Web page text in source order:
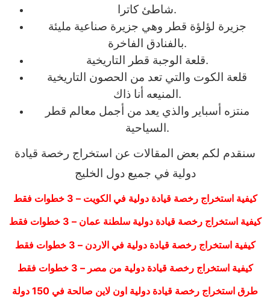
شاطئ كاترا.
جزيرة لؤلؤة قطر وهي جزيرة صناعية مليئة
بالفنادق الفاخرة.
قلعة الوجبة قطر التاريخية.
قلعة الكوت والتي تعد من الحصون التاريخية
المنيعه أنا ذاك.
منتزه أسباير والذي يعد من أجمل معالم قطر
السياحية.
سنقدم لكم بعض المقالات عن استخراج رخصة قيادة
دولية في جميع دول الخليج
كيفية استخراج رخصة قيادة دولية في الكويت – 3 خطوات فقط
كيفية استخراج رخصة قيادة دولية سلطنة عمان – 3 خطوات فقط
كيفية استخراج رخصة قيادة دولية في الاردن – 3 خطوات فقط
كيفية استخراج رخصة قيادة دولية من مصر – 3 خطوات فقط
طرق استخراج رخصة قيادة دولية اون لاين صالحة في 150 دولة